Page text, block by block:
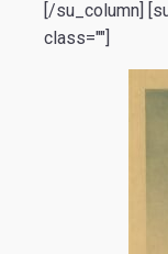
[/su_column]
class=""]